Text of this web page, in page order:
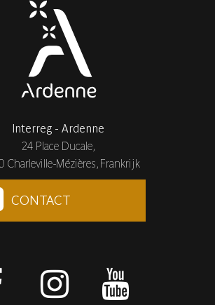
Interreg - Ardenne
24 Place Ducale,
Charleville-Mézières, Frankrijk
CONTACT